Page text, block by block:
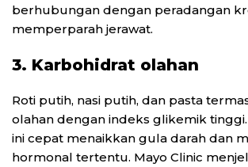
berhubungan dengan peradangan
memperparah jerawat.
3. Karbohidrat olahan
Roti putih, nasi putih, dan pasta
olahan dengan indeks glikemik tinggi.
ini cepat menaikkan gula darah dan
hormonal tertentu. Mayo Clinic